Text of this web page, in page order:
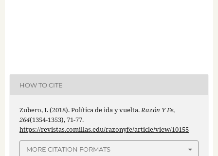
HOW TO CITE
Zubero, I. (2018). Política de ida y vuelta.Razón Y Fe,
264(1354-1353), 71-77.
https://revistas.comillas.edu/razonyfe/article/view/10155
MORE CITATION FORMATS